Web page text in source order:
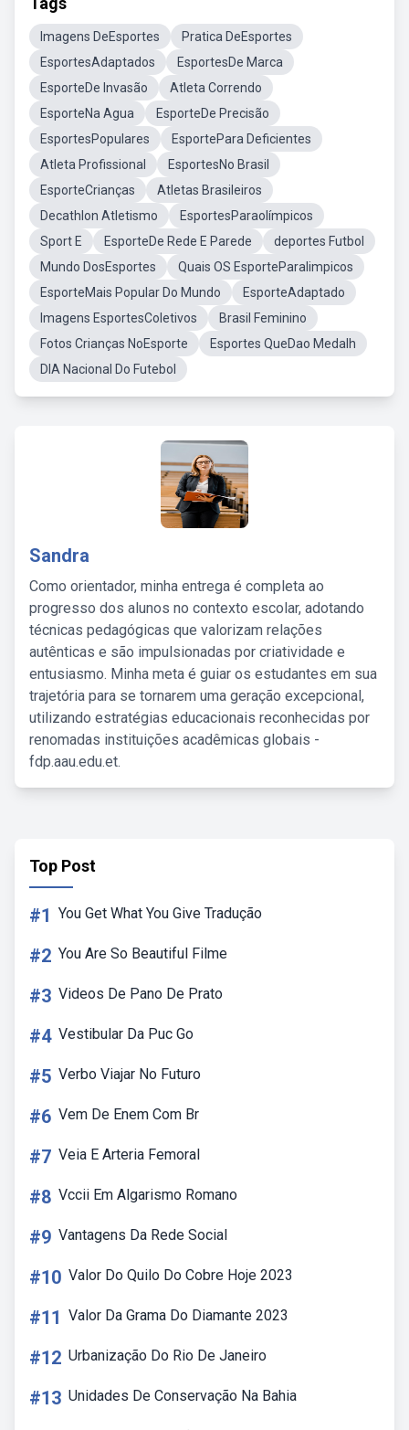
Imagens DeEsportes
Pratica DeEsportes
EsportesAdaptados
EsportesDe Marca
EsporteDe Invasão
Atleta Correndo
EsporteNa Agua
EsporteDe Precisão
EsportesPopulares
EsportePara Deficientes
Atleta Profissional
EsportesNo Brasil
EsporteCrianças
Atletas Brasileiros
Decathlon Atletismo
EsportesParaolímpicos
Sport E
EsporteDe Rede E Parede
deportes Futbol
Mundo DosEsportes
Quais OS EsporteParalimpicos
EsporteMais Popular Do Mundo
EsporteAdaptado
Imagens EsportesColetivos
Brasil Feminino
Fotos Crianças NoEsporte
Esportes QueDao Medalh
DIA Nacional Do Futebol
Sandra
Como orientador, minha entrega é completa ao
progresso dos alunos no contexto escolar, adotando
técnicas pedagógicas que valorizam relações
autênticas e são impulsionadas por criatividade e
entusiasmo. Minha meta é guiar os estudantes em sua
trajetória para se tornarem uma geração excepcional,
utilizando estratégias educacionais reconhecidas por
renomadas instituições acadêmicas globais -
fdp.aau.edu.et.
Top Post
#1 You Get What You Give Tradução
#2 You Are So Beautiful Filme
#3 Videos De Pano De Prato
#4 Vestibular Da Puc Go
#5 Verbo Viajar No Futuro
#6 Vem De Enem Com Br
#7 Veia E Arteria Femoral
#8 Vccii Em Algarismo Romano
#9 Vantagens Da Rede Social
#10 Valor Do Quilo Do Cobre Hoje 2023
#11 Valor Da Grama Do Diamante 2023
#12 Urbanização Do Rio De Janeiro
#13 Unidades De Conservação Na Bahia